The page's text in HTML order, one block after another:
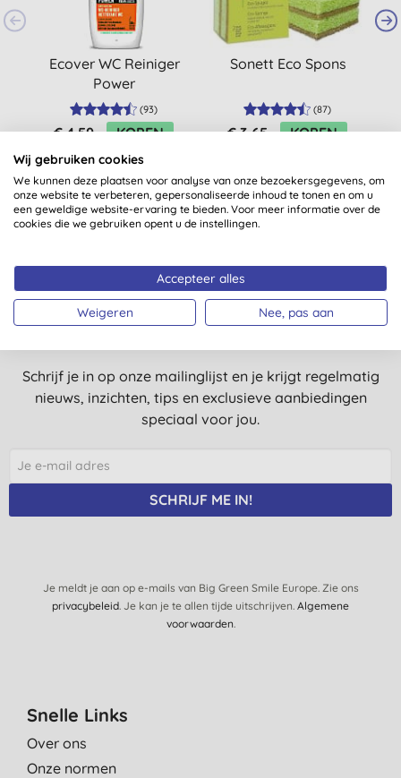
Ecover WC Reiniger
Power
(93)
€ 4,59 KOPEN
Sonett Eco Spons
(87)
€ 3,65 KOPEN
Nog meer redenen voor een
glimlach?
Schrijf je in op onze mailinglijst en je krijgt regelmatig
nieuws, inzichten, tips en exclusieve aanbiedingen
speciaal voor jou.
SCHRIJF ME IN!
Je meldt je aan op e-mails van Big Green Smile Europe. Zie ons
privacybeleid. Je kan je te allen tijde uitschrijven. Algemene
voorwaarden.
Snelle Links
Over ons
Onze normen
Wij gebruiken cookies
We kunnen deze plaatsen voor analyse van onze bezoekersgegevens, om
onze website te verbeteren, gepersonaliseerde inhoud te tonen en om u
een geweldige website-ervaring te bieden. Voor meer informatie over de
cookies die we gebruiken opent u de instellingen.
Accepteer alles
Weigeren Nee, pas aan